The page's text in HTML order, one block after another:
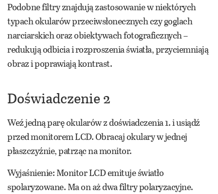
Podobne filtry znajdują zastosowanie w niektórych
typach okularów przeciwsłonecznych czy goglach
narciarskich oraz obiektywach fotograficznych –
redukują odbicia i rozproszenia światła, przyciemniają
obraz i poprawiają kontrast.
Doświadczenie 2
Weź jedną parę okularów z doświadczenia 1. i usiądź
przed monitorem LCD. Obracaj okulary w jednej
płaszczyźnie, patrząc na monitor.
Wyjaśnienie: Monitor LCD emituje światło
spolaryzowane. Ma on aż dwa filtry polaryzacyjne.